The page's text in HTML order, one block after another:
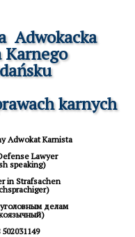
Adwokacka
Karnego
karnych
Adwokat Karnista
Lawyer
speaking)
делам